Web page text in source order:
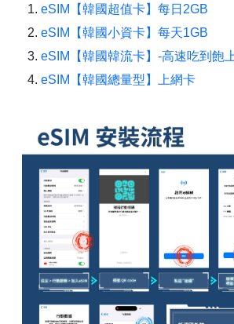
eSIM【韓國超值卡】每日2GB
eSIM【韓國小資卡】每天1GB
eSIM【韓國韓流卡】-高速吃到飽
eSIM【韓國總量型】上網卡